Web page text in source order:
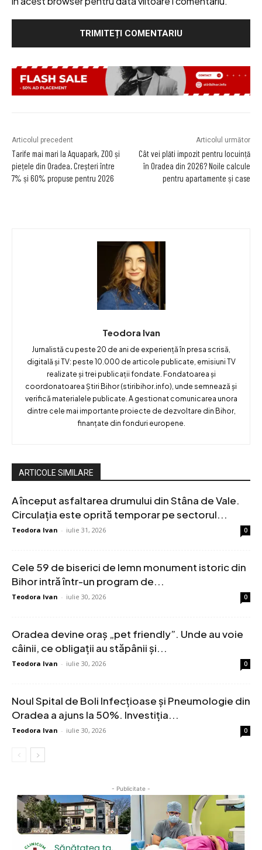
Articolul precedent
Tarife mai mari la Aquapark, ZOO și
piețele din Oradea. Creșteri între
7% și 60% propuse pentru 2026
Articolul următor
Cât vei plăti impozit pentru locuință
în Oradea din 2026? Noile calcule
pentru apartamente și case
Teodora Ivan
Jurnalistă cu peste 20 de ani de experiență în presa scrisă,
digitală și TV: peste 10.000 de articole publicate, emisiuni TV
realizate și trei publicații fondate. Fondatoarea și
coordonatoarea Știri Bihor (stiribihor.info), unde semnează și
verifică materialele publicate. A gestionat comunicarea unora
dintre cele mai importante proiecte de dezvoltare din Bihor,
finanțate din fonduri europene.
ARTICOLE SIMILARE
A început asfaltarea drumului din Stâna de Vale.
Circulația este oprită temporar pe sectorul...
Teodora Ivan - iulie 31, 2026 0
Cele 59 de biserici de lemn monument istoric din
Bihor intră într-un program de...
Teodora Ivan - iulie 30, 2026 0
Oradea devine oraș „pet friendly”. Unde au voie
câinii, ce obligații au stăpânii și...
Teodora Ivan - iulie 30, 2026 0
Noul Spital de Boli Infecțioase și Pneumologie din
Oradea a ajuns la 50%. Investiția...
Teodora Ivan - iulie 30, 2026 0
- Publicitate -